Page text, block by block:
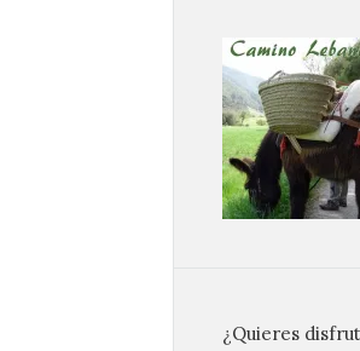
¿Quieres